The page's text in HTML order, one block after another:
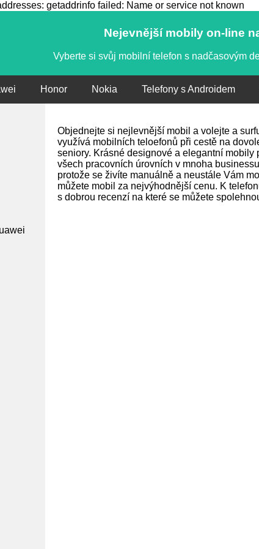
getaddrinfo failed: Name or service not known
Nejevnější mobily on-line
Vyberte si svůj mobilní telefon s nadčasovým
Honor Nokia Telefony s Androidem
Objednejte si nejlevnější mobil a volejte a
využívá mobilních teloefonů při cestě na
seniory. Krásné designové a elegantní
všech pracovních úrovních v mnoha
protože se živíte manuálně a neustále Vám
můžete mobil za nejvýhodnější cenu. K
s dobrou recenzí na které se můžete